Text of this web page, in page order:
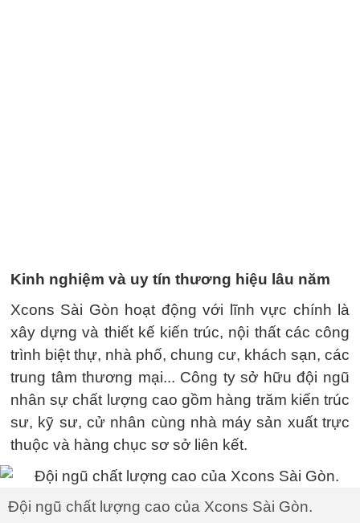
Kinh nghiệm và uy tín thương hiệu lâu năm
Xcons Sài Gòn hoạt động với lĩnh vực chính là
xây dựng và thiết kế kiến trúc, nội thất các công
trình biệt thự, nhà phố, chung cư, khách sạn, các
trung tâm thương mại... Công ty sở hữu đội ngũ
nhân sự chất lượng cao gồm hàng trăm kiến trúc
sư, kỹ sư, cử nhân cùng nhà máy sản xuất trực
thuộc và hàng chục sơ sở liên kết.
Đội ngũ chất lượng cao của Xcons Sài Gòn.